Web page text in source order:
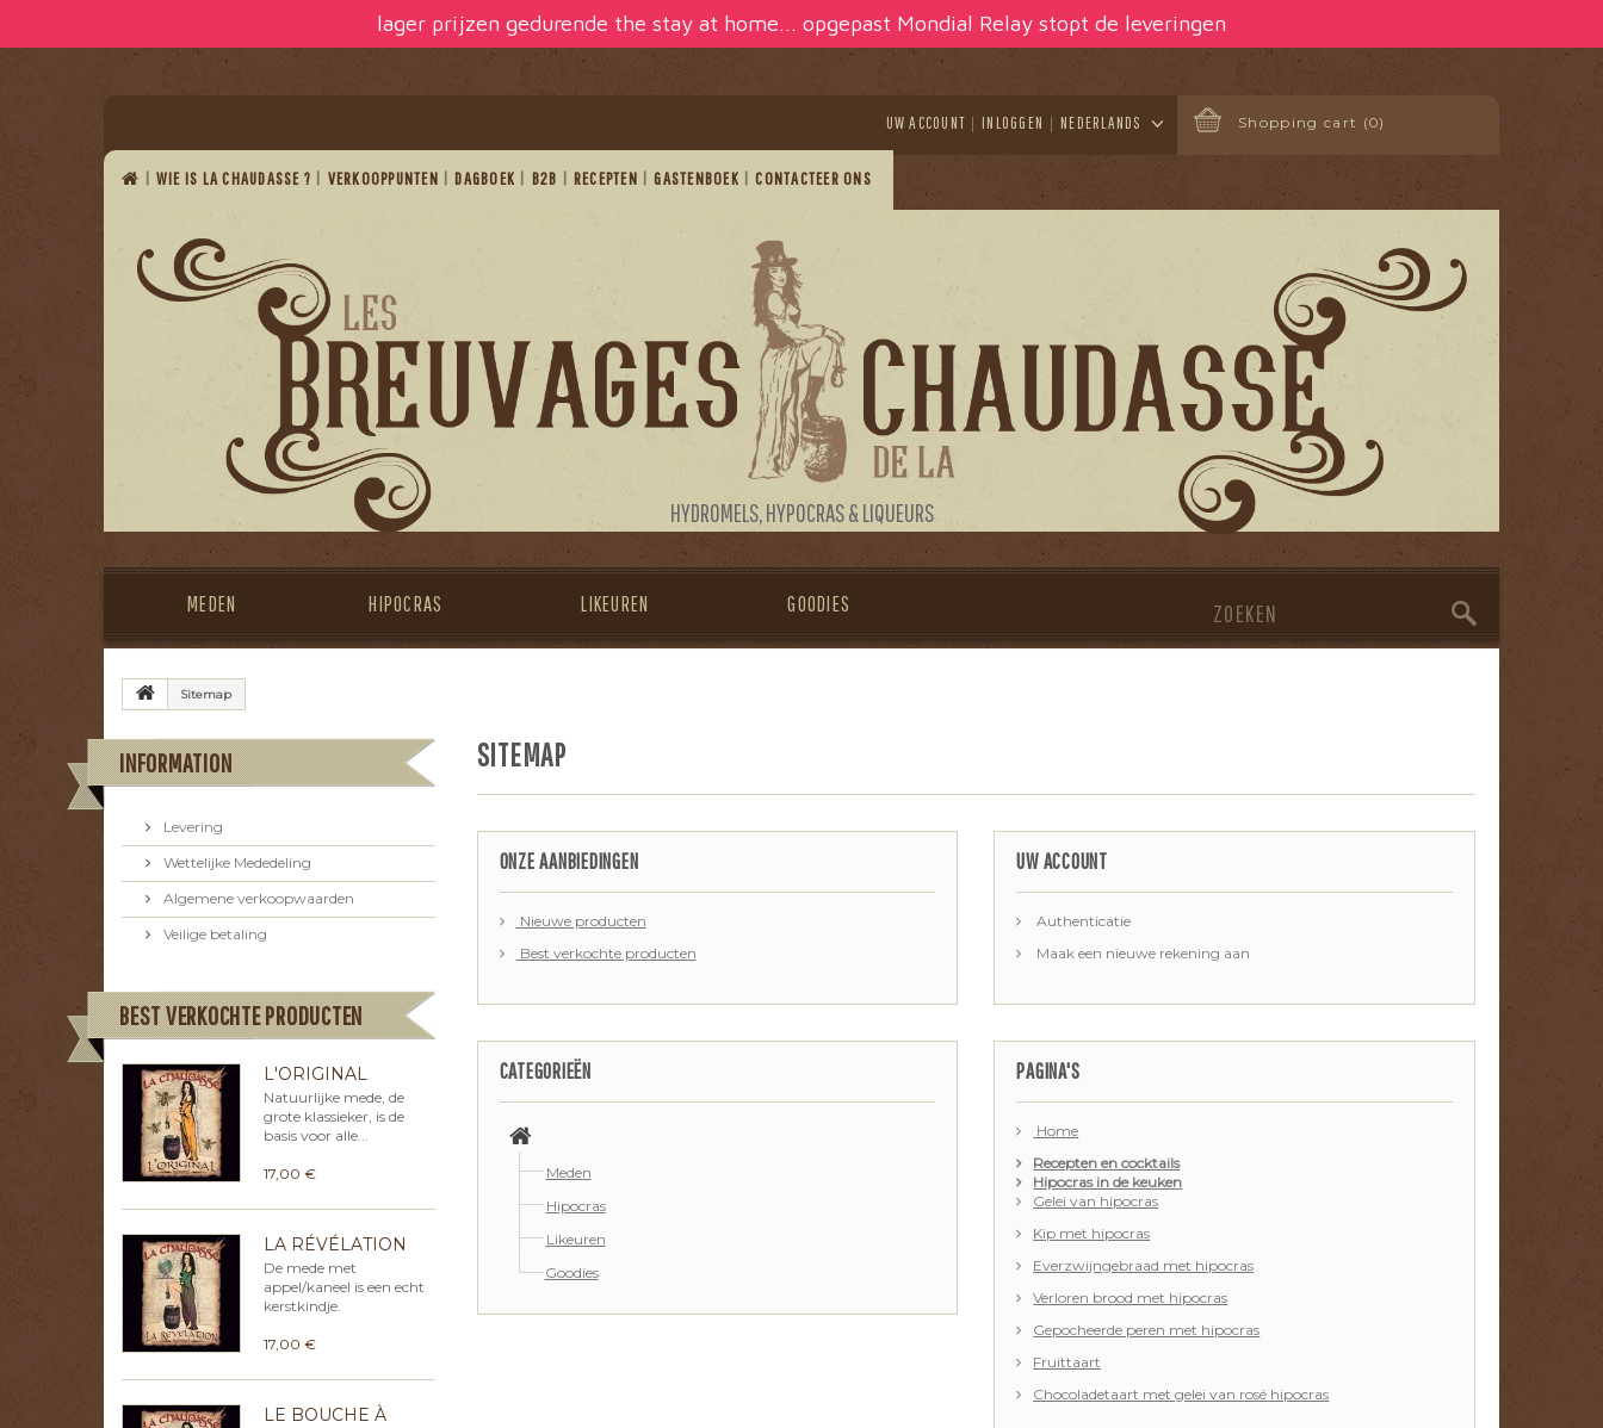
lager prijzen gedurende the stay at home... opgepast Mondial Relay stopt de leveringen
Shopping cart (0)
NEDERLANDS
INLOGGEN
UW ACCOUNT
WIE IS LA CHAUDASSE ? VERKOOPPUNTEN DAGBOEK B2B RECEPTEN GASTENBOEK CONTACTEER ONS
HYDROMELS, HYPOCRAS & LIQUEURS
MEDEN HIPOCRAS LIKEUREN GOODIES
Sitemap
INFORMATION
Levering
Wettelijke Mededeling
Algemene verkoopwaarden
Veilige betaling
BEST VERKOCHTE PRODUCTEN
L'ORIGINAL
Natuurlijke mede, de
grote klassieker, is de
basis voor alle...
17,00 €
LA RÉVÉLATION
De mede met
appel/kaneel is een echt
kerstkindje.
17,00 €
LE BOUCHE À
SITEMAP
ONZE AANBIEDINGEN
Nieuwe producten
Best verkochte producten
UW ACCOUNT
Authenticatie
Maak een nieuwe rekening aan
CATEGORIEËN
Meden
Hipocras
Likeuren
Goodies
PAGINA'S
Home
Recepten en cocktails
Hipocras in de keuken
Gelei van hipocras
Kip met hipocras
Everzwijngebraad met hipocras
Verloren brood met hipocras
Gepocheerde peren met hipocras
Fruittaart
Chocoladetaart met gelei van rosé hipocras